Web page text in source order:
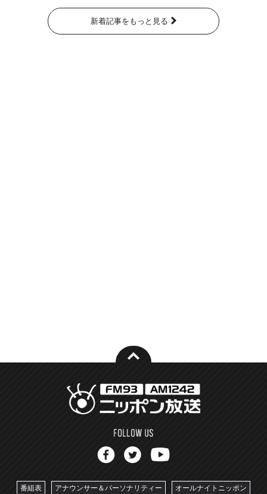
新着記事をもっと見る
番組表 アナウンサー＆パーソナリティー オールナイトニッポン